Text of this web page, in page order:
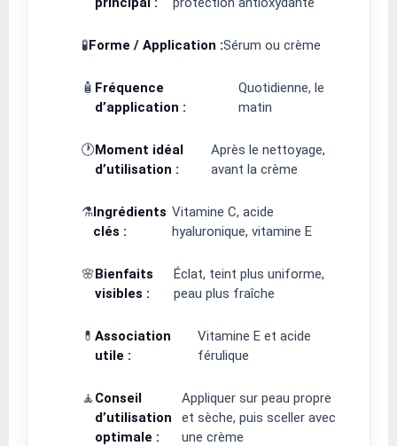
🧪Forme / Application :Sérum ou crème
🧴 Fréquence
d’application :
Quotidienne, le
matin
🕐Moment idéal
d’utilisation :
Après le nettoyage,
avant la crème
⚗️Ingrédients
clés :
Vitamine C, acide
hyaluronique, vitamine E
🌸Bienfaits
visibles :
Éclat, teint plus uniforme,
peau plus fraîche
💊 Association
utile :
Vitamine E et acide
férulique
🧘Conseil
d’utilisation
optimale :
Appliquer sur peau propre
et sèche, puis sceller avec
une crème